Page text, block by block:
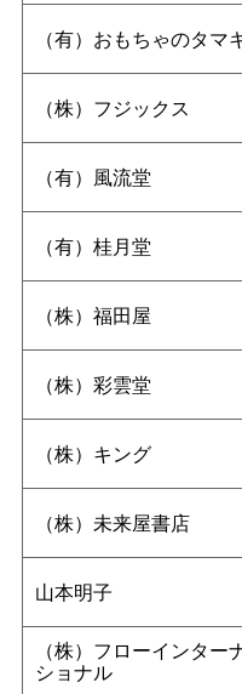
（有）おもちゃのタマ
（株）フジックス
（有）風流堂
（有）桂月堂
（株）福田屋
（株）彩雲堂
（株）キング
（株）未来屋書店
山本明子
（株）フローインター
ショナル